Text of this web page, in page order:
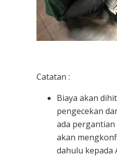
Catatan :
Biaya akan
pengecekan
ada
akan
dahulu kepada